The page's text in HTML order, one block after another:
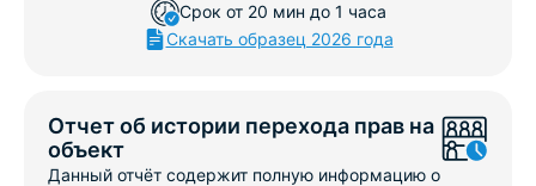
Срок от 20 мин до 1 часа
Скачать образец 2026 года
Отчет об истории перехода прав на
объект
Данный отчёт содержит полную информацию о